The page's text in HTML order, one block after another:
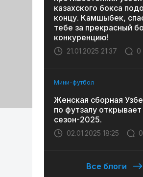
казахского бокса
концу. Камшыбек,
тебе за прекрасный
конкуренцию!
21.01.2025 21:37 0
Мини-футбол
Женская сборная
по футзалу открывает
сезон-2025.
02.01.2025 18:25 0
Все блоги